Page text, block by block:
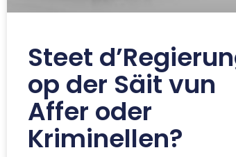
Steet
op der Säit vun
Affer oder
Kriminellen?